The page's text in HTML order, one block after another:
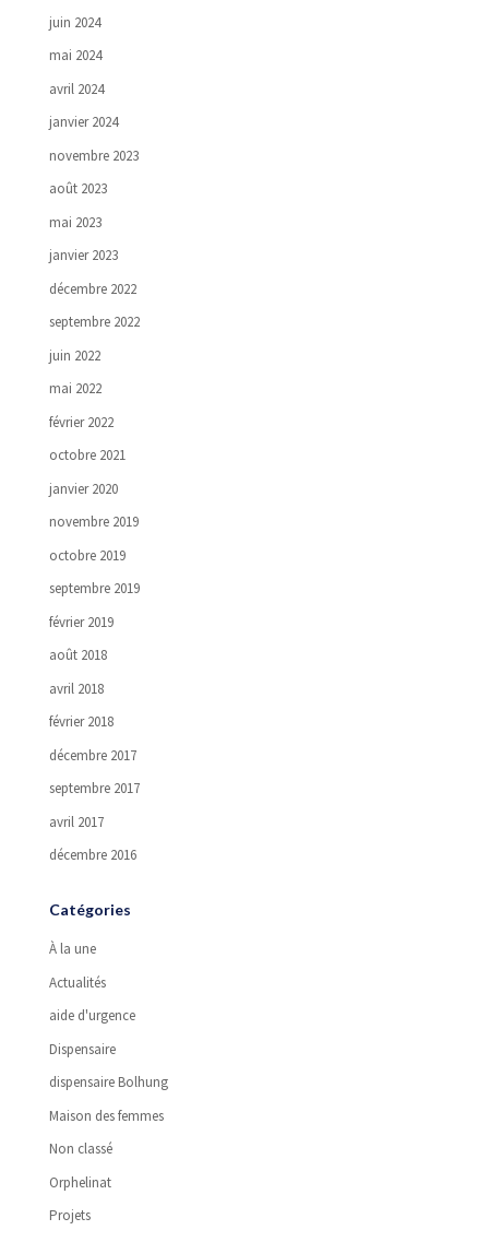
juin 2024
mai 2024
avril 2024
janvier 2024
novembre 2023
août 2023
mai 2023
janvier 2023
décembre 2022
septembre 2022
juin 2022
mai 2022
février 2022
octobre 2021
janvier 2020
novembre 2019
octobre 2019
septembre 2019
février 2019
août 2018
avril 2018
février 2018
décembre 2017
septembre 2017
avril 2017
décembre 2016
Catégories
À la une
Actualités
aide d'urgence
Dispensaire
dispensaire Bolhung
Maison des femmes
Non classé
Orphelinat
Projets